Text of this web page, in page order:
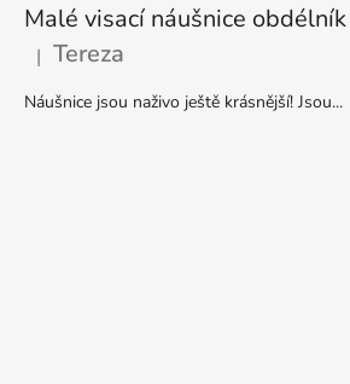
Hodnocení produktu je 5 z 5 hvězdiček.
| Tereza
Náušnice jsou naživo ještě krásnější! Jsou...